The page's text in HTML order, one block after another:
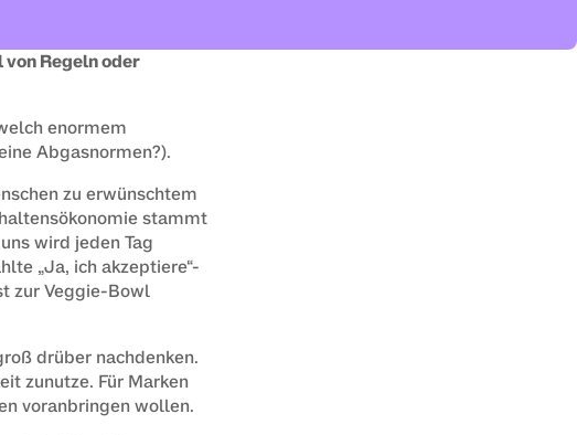
Regeln oder
enormem
Abgasnormen?).
zu erwünschtem
stammt
wird jeden Tag
„Ja, ich akzeptiere“-
zur Veggie-Bowl
drüber nachdenken.
zunutze. Für Marken
voranbringen wollen.